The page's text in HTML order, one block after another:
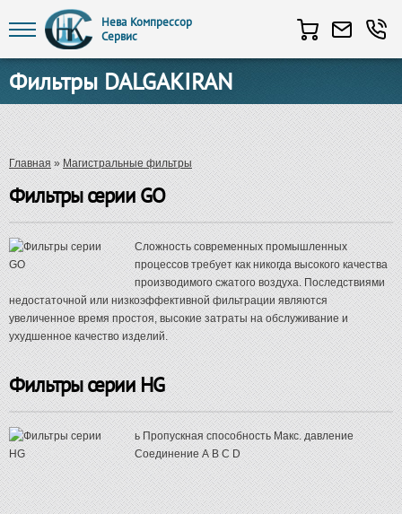
Нева Компрессор
Сервис
Фильтры DALGAKIRAN
Вы здесь
Главная»Магистральные фильтры
Фильтры серии GO
Сложность современных промышленных
процессов требует как никогда высокого качества
производимого сжатого воздуха. Последствиями
недостаточной или низкоэффективной фильтрации являются
увеличенное время простоя, высокие затраты на обслуживание и
ухудшенное качество изделий.
Фильтры серии HG
ь Пропускная способность Макс. давление
Соединение А B C D